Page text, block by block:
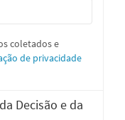
de privacidade
Decisão e da